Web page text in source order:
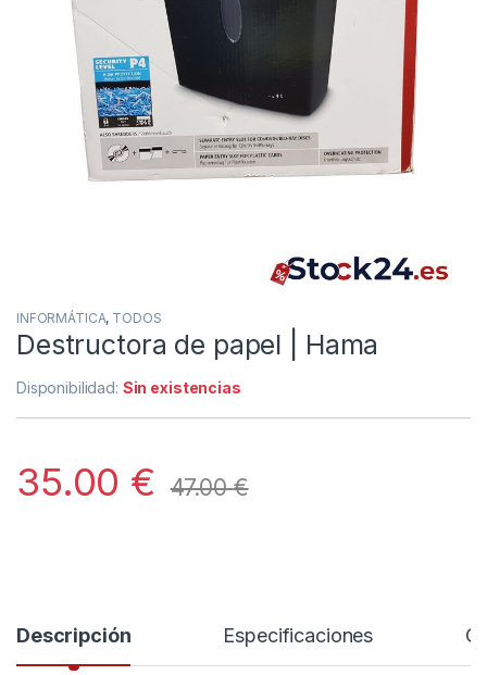
INFORMÁTICA, TODOS
Destructora de papel | Hama
Disponibilidad: Sin existencias
35.00 € 47.00€
Descripción Especificaciones